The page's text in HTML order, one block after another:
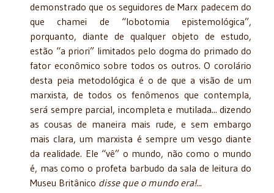
demonstrado que os seguidores de Marx padecem do
que chamei de “lobotomia epistemológica”,
porquanto, diante de qualquer objeto de estudo,
estão “a priori” limitados pelo dogma do primado do
fator econômico sobre todos os outros. O corolário
desta peia metodológica é o de que a visão de um
marxista, de todos os fenômenos que contempla,
será sempre parcial, incompleta e mutilada... dizendo
as cousas de maneira mais rude, e sem embargo
mais clara, um marxista é sempre um vesgo diante
da realidade. Ele “vê” o mundo, não como o mundo
é, mas como o profeta barbudo da sala de leitura do
Museu Britânico disse que o mundo era!...